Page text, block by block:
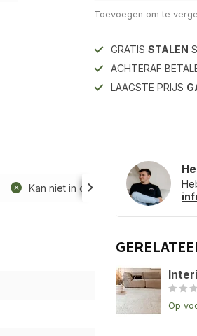
Toevoegen om te
GRATISSTALEN
ACHTERAF
LAAGSTE PRIJS
Kan niet in de wasmachine
Op